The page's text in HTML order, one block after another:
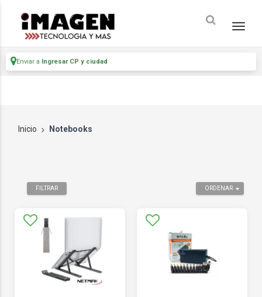
Enviar a Ingresar CP y ciudad
Inicio Notebooks
ORDENAR
FILTRAR